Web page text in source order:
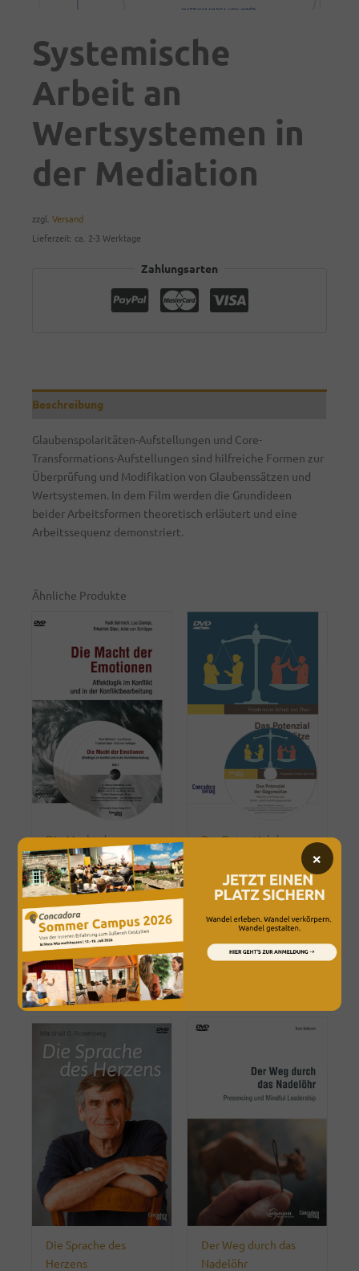
Systemische
Arbeit an
Wertsystemen in
der Mediation
zzgl.Versand
Lieferzeit: ca. 2-3 Werktage
Zahlungsarten
Beschreibung
Glaubenspolaritäten-Aufstellungen und Core-
Transformations-Aufstellungen sind hilfreiche Formen zur
Überprüfung und Modifikation von Glaubenssätzen und
Wertsystemen. In dem Film werden die Grundideen
beider Arbeitsformen theoretisch erläutert und eine
Arbeitssequenz demonstriert.
Ähnliche Produkte
Die Macht der
Emotionen
€28,00
Enthält 19% MwSt.
zzgl.Versand
Lieferzeit: ca. 2-3 Werktage
Filme
Das Potential der
89,00
Enthält 19% MwSt.
zzgl.Versand
Filme
Die Sprache des
Herzens
Der Weg durch das
Nadelöhr
×